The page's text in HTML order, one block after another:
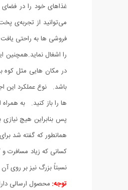
غذاهای خود را در
فروشی ها به راحتی
را اشغال
باشد. نوع عملکرد این
ها را باز کنید. به
پس بنابراین هیچ
همانطور که گفته شد
کسانی که زیاد مسافرت
نسبتاً بزرگ نیز بر روی
توجه: محصول ارسالی